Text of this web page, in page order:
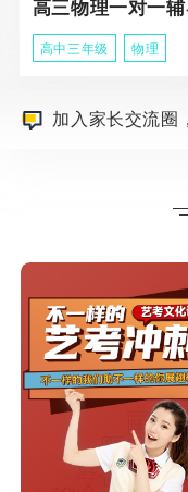
高中三年级 物理
加入家长交流